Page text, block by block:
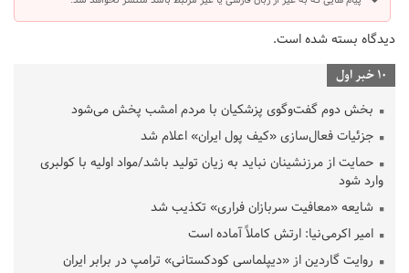
دیدگاه بسته شده است.
10 خبر اول
بخش دوم گفت‌وگوی پزشکیان با مردم امشب پخش می‌شود
جزئیات فعال‌سازی «کیف پول ایران» اعلام شد
حمایت از مرزنشینان نباید به زیان تولید باشد/مواد اولیه با کولبری
وارد شود
شایعه «معافیت سربازان فراری» تکذیب شد
امیر اکرمی‌نیا: ارتش کاملاً آماده است
روایت گاردین از «دیپلماسی کودکستانی» ترامپ در برابر ایران